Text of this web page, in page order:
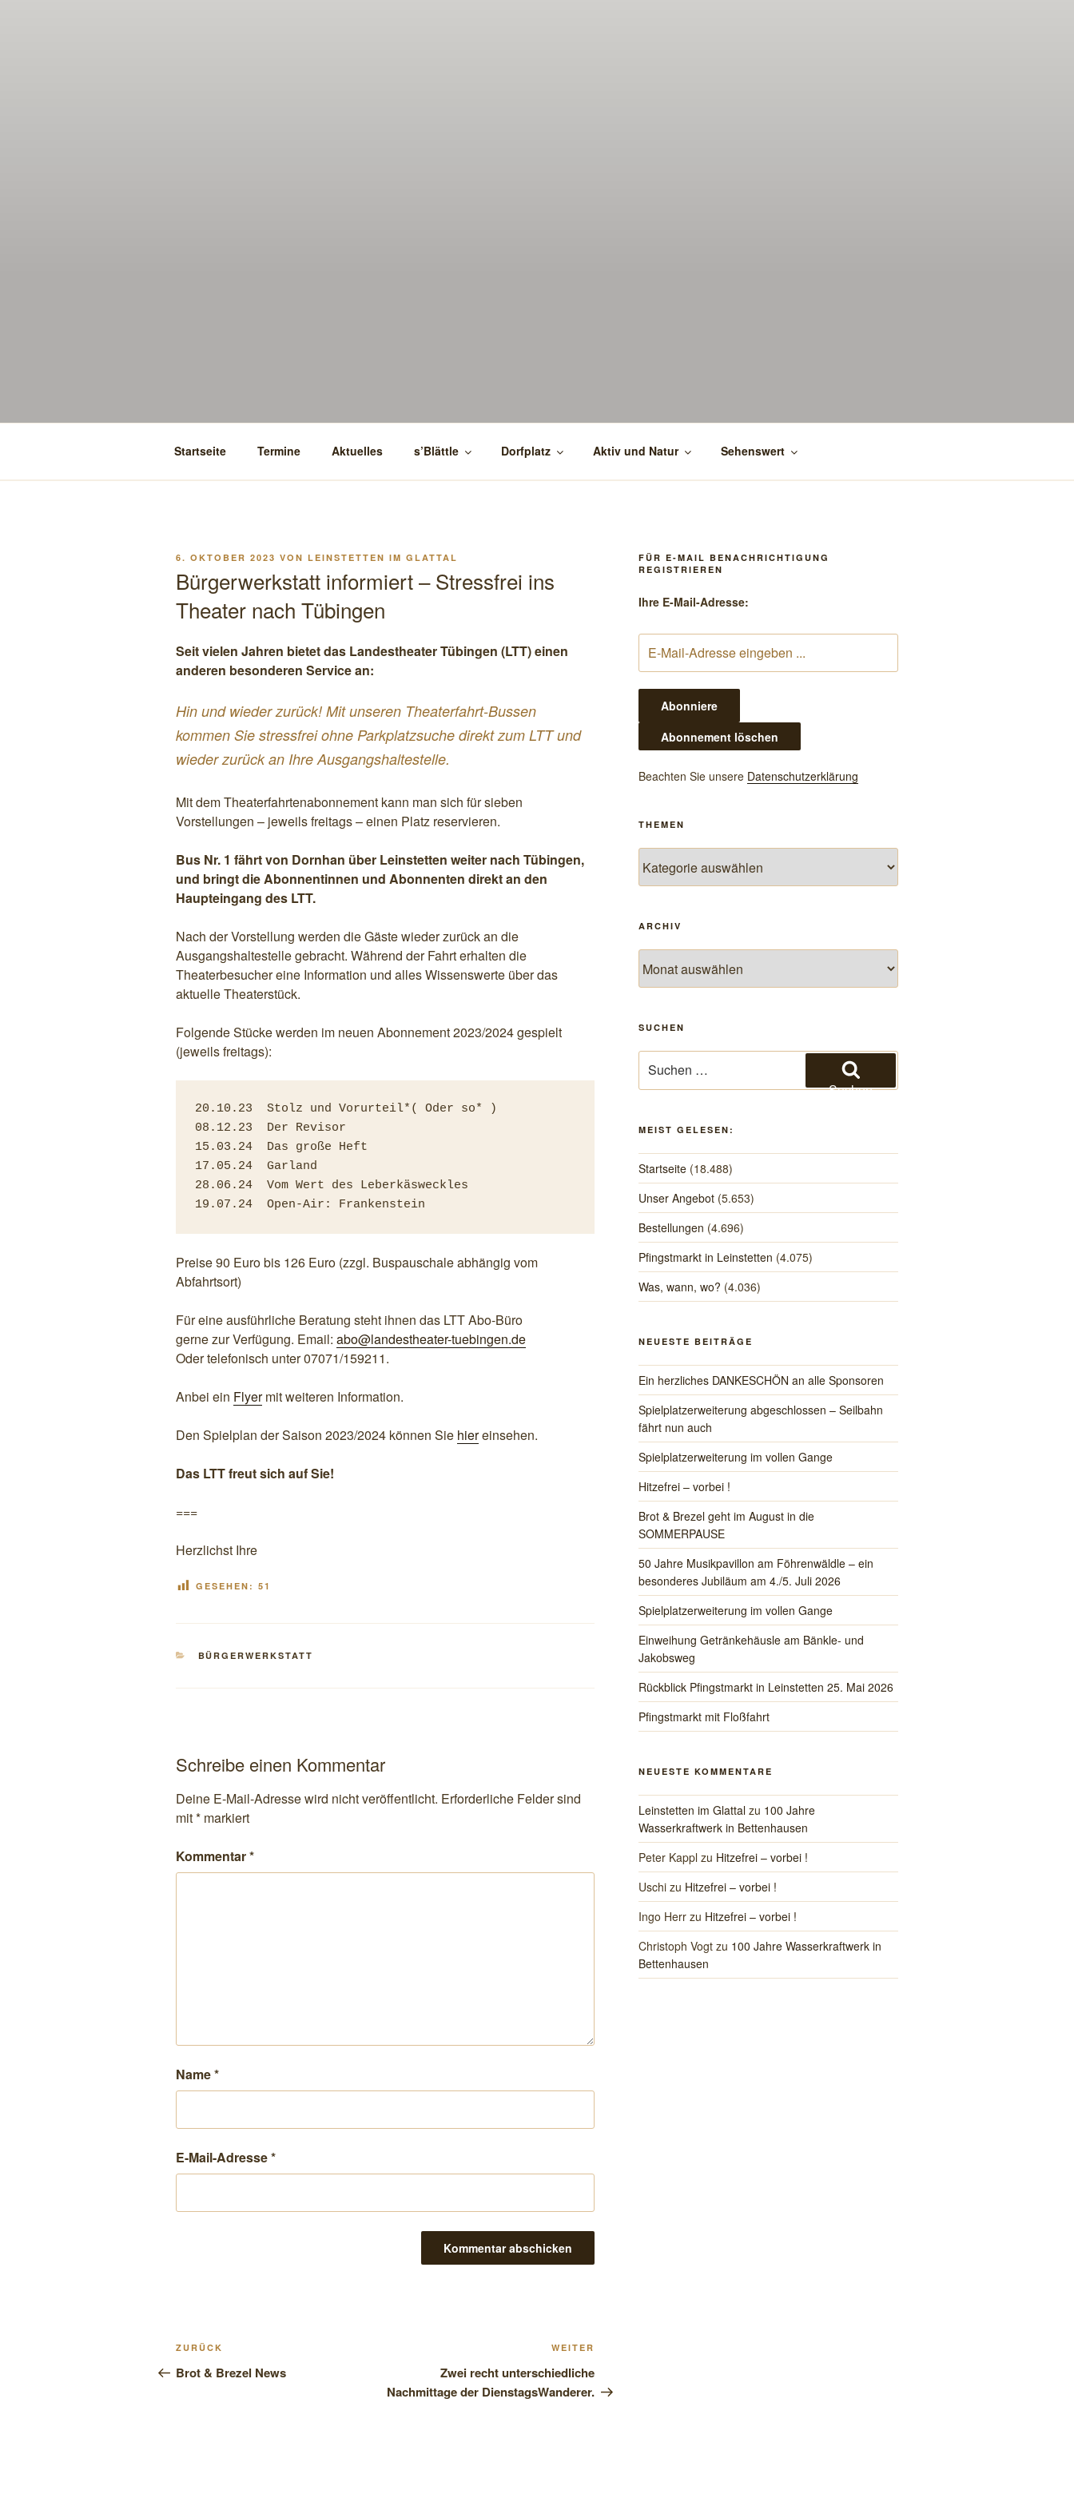
Startseite Termine Aktuelles s’Blättle Dorfplatz Aktiv und Natur Sehenswert
VERÖFFENTLICHT
6. OKTOBER 2023 VON LEINSTETTEN IM GLATTAL
Bürgerwerkstatt informiert – Stressfrei ins
Theater nach Tübingen
Seit vielen Jahren bietet das Landestheater Tübingen (LTT) einen
anderen besonderen Service an:
Hin und wieder zurück! Mit unseren Theaterfahrt-Bussen
kommen Sie stressfrei ohne Parkplatzsuche direkt zum LTT und
wieder zurück an Ihre Ausgangshaltestelle.
Mit dem Theaterfahrtenabonnement kann man sich für sieben
Vorstellungen – jeweils freitags – einen Platz reservieren.
Bus Nr. 1 fährt von Dornhan über Leinstetten weiter nach Tübingen,
und bringt die Abonnentinnen und Abonnenten direkt an den
Haupteingang des LTT.
Nach der Vorstellung werden die Gäste wieder zurück an die
Ausgangshaltestelle gebracht. Während der Fahrt erhalten die
Theaterbesucher eine Information und alles Wissenswerte über das
aktuelle Theaterstück.
Folgende Stücke werden im neuen Abonnement 2023/2024 gespielt
(jeweils freitags):
20.10.23  Stolz und Vorurteil*( Oder so* )
08.12.23  Der Revisor
15.03.24  Das große Heft
17.05.24  Garland
28.06.24  Vom Wert des Leberkäsweckles
19.07.24  Open-Air: Frankenstein
Preise 90 Euro bis 126 Euro (zzgl. Buspauschale abhängig vom
Abfahrtsort)
Für eine ausführliche Beratung steht ihnen das LTT Abo-Büro
gerne zur Verfügung. Email: abo@landestheater-tuebingen.de
Oder telefonisch unter 07071/159211.
Anbei ein Flyermit weiteren Information.
Den Spielplan der Saison 2023/2024 können Sie hiereinsehen.
Das LTT freut sich auf Sie!
===
Herzlichst Ihre
GESEHEN: 51
KATEGORIEN
BÜRGERWERKSTATT
Schreibe einen Kommentar
Deine E-Mail-Adresse wird nicht veröffentlicht. Erforderliche Felder sind
mit* markiert
Kommentar*
Name*
E-Mail-Adresse*
Beitragsnavigation
Vorheriger
Beitrag
ZURÜCK
Brot & Brezel News
Beitrag
WEITER
Zwei recht unterschiedliche
Nachmittage der DienstagsWanderer.
FÜR E-MAIL BENACHRICHTIGUNG
REGISTRIEREN
Ihre E-Mail-Adresse:
Beachten Sie unsere Datenschutzerklärung
THEMEN
ARCHIV
SUCHEN
nach:
Suchen
MEIST GELESEN:
Startseite (18.488)
Unser Angebot (5.653)
Bestellungen (4.696)
Pfingstmarkt in Leinstetten (4.075)
Was, wann, wo? (4.036)
NEUESTE BEITRÄGE
Ein herzliches DANKESCHÖN an alle Sponsoren
Spielplatzerweiterung abgeschlossen – Seilbahn
fährt nun auch
Spielplatzerweiterung im vollen Gange
Hitzefrei – vorbei !
Brot & Brezel geht im August in die
SOMMERPAUSE
50 Jahre Musikpavillon am Föhrenwäldle – ein
besonderes Jubiläum am 4./5. Juli 2026
Spielplatzerweiterung im vollen Gange
Einweihung Getränkehäusle am Bänkle- und
Jakobsweg
Rückblick Pfingstmarkt in Leinstetten 25. Mai 2026
Pfingstmarkt mit Floßfahrt
NEUESTE KOMMENTARE
Leinstetten im Glattalzu 100 Jahre
Wasserkraftwerk in Bettenhausen
Peter Kapplzu Hitzefrei – vorbei !
Uschizu Hitzefrei – vorbei !
Ingo Herrzu Hitzefrei – vorbei !
Christoph Vogtzu 100 Jahre Wasserkraftwerk in
Bettenhausen